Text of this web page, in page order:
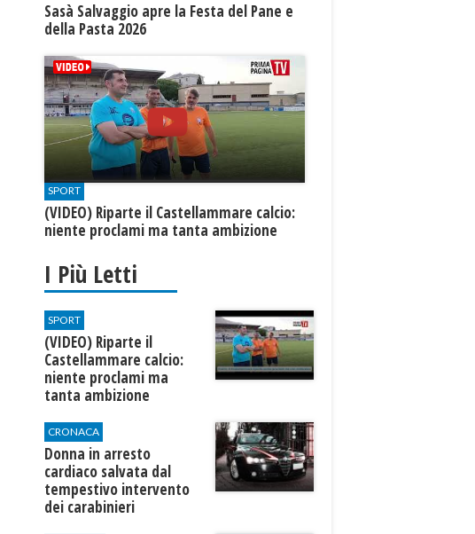
Sasà Salvaggio apre la Festa del Pane e
della Pasta 2026
SPORT
(VIDEO) Riparte il Castellammare calcio:
niente proclami ma tanta ambizione
I Più Letti
SPORT
(VIDEO) Riparte il
Castellammare calcio:
niente proclami ma
tanta ambizione
CRONACA
Donna in arresto
cardiaco salvata dal
tempestivo intervento
dei carabinieri